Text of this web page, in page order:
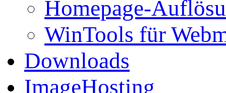
Homepage-
WinTools für
Downloads
ImageHosting